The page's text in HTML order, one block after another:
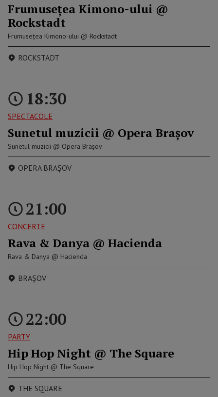
Frumusețea Kimono-ului @
Rockstadt
Frumusețea Kimono-ului @ Rockstadt
ROCKSTADT
18:30
SPECTACOLE
Sunetul muzicii @ Opera Braşov
Sunetul muzicii @ Opera Braşov
OPERA BRAŞOV
21:00
CONCERTE
Rava & Danya @ Hacienda
Rava & Danya @ Hacienda
BRAȘOV
22:00
PARTY
Hip Hop Night @ The Square
Hip Hop Night @ The Square
THE SQUARE